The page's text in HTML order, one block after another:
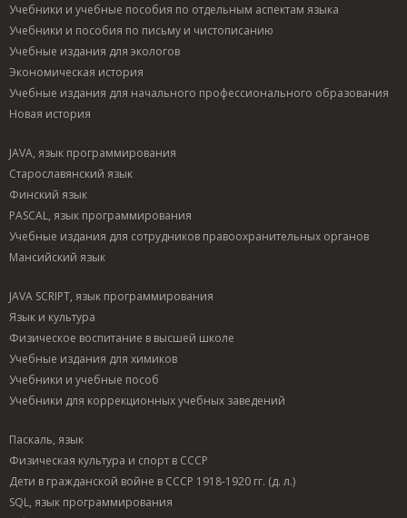
Учебники и учебные пособия по отдельным аспектам языка
Учебники и пособия по письму и чистописанию
Учебные издания для экологов
Экономическая история
Учебные издания для начального профессионального образования
Новая история
JAVA, язык программирования
Старославянский язык
Финский язык
PASCAL, язык программирования
Учебные издания для сотрудников правоохранительных органов
Мансийский язык
JAVA SCRIPT, язык программирования
Язык и культура
Физическое воспитание в высшей школе
Учебные издания для химиков
Учебники и учебные пособ
Учебники для коррекционных учебных заведений
Паскаль, язык
Физическая культура и спорт в СССР
Дети в гражданской войне в СССР 1918-1920 гг. (д. л.)
SQL, язык программирования